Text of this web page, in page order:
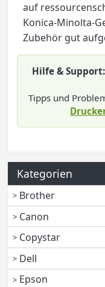
auf
Konica-Minolta-
Zubehör gut
Hilfe & Support:
Tipps und
Kategorien
Brother
Canon
Copystar
Dell
Epson